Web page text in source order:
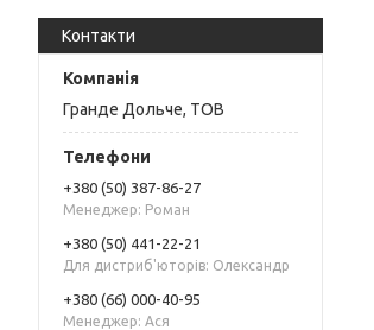
Контакти
Гранде Дольче, ТОВ
+380 (50) 387-86-27
Менеджер: Роман
+380 (50) 441-22-21
Для дистриб'юторів: Олександр
+380 (66) 000-40-95
Менеджер: Ася